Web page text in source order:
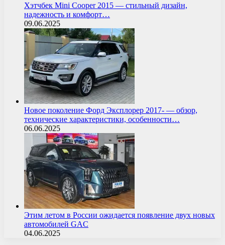
Хэтчбек Mini Cooper 2015 — стильный дизайн,
надежность и комфорт…
09.06.2025
Новое поколение Форд Эксплорер 2017- — обзор,
технические характеристики, особенности…
06.06.2025
Этим летом в России ожидается появление двух новых
автомобилей GAC
04.06.2025